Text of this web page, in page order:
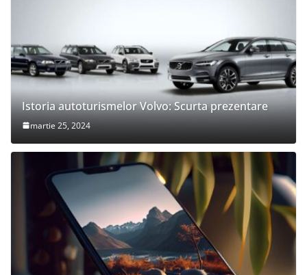
Istoria autoturismelor Volvo: Scurta prezentare
martie 25, 2024